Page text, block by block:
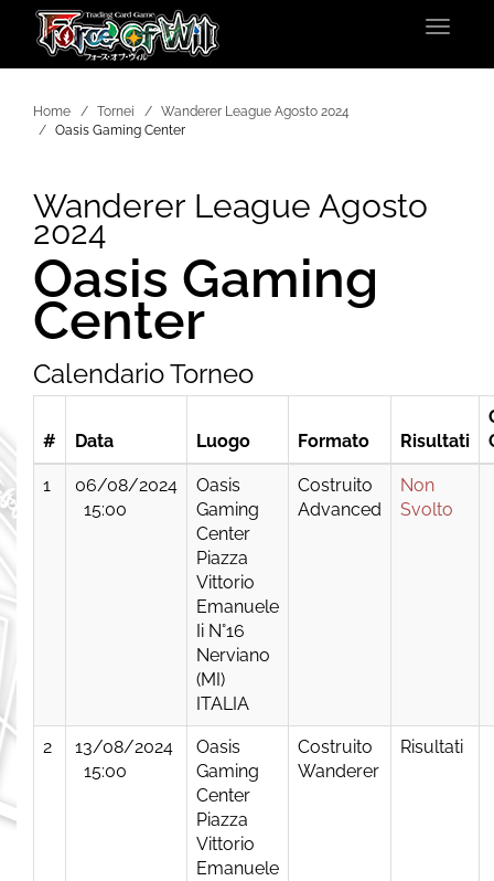
Toggle
Home Tornei
Wanderer League Agosto 2024
Oasis Gaming Center
Wanderer League Agosto
2024
Oasis Gaming
Center
Calendario Torneo
# Data Luogo Formato Risultati
1
06/08/2024
15:00
Oasis
Gaming
Center
Piazza
Vittorio
Emanuele
Ii N°16
Nerviano
(MI)
ITALIA
Costruito
Advanced
Non
Svolto
2
13/08/2024
15:00
Oasis
Gaming
Center
Piazza
Vittorio
Emanuele
Costruito
Wanderer
Risultati